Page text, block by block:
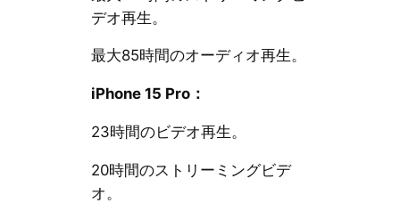
デオ再生。
最大85時間のオーディオ再生。
iPhone 15 Pro：
23時間のビデオ再生。
20時間のストリーミングビデ
オ。